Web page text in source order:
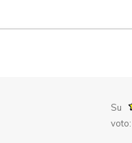
Su
voto: